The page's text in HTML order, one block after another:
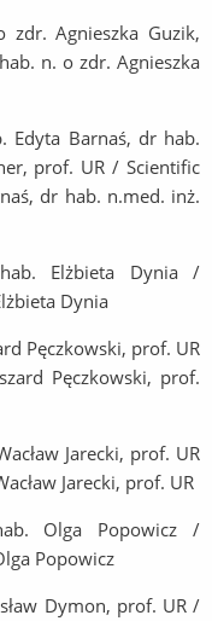
Agnieszka Guzik,
n. o zdr. Agnieszka
Edyta Barnaś, dr hab.
prof. UR / Scientific
dr hab. n.med. inż.
Elżbieta Dynia /
Dynia
Pęczkowski, prof. UR
Pęczkowski, prof.
Jarecki, prof. UR
Jarecki, prof. UR
Olga Popowicz /
Popowicz
Dymon, prof. UR /